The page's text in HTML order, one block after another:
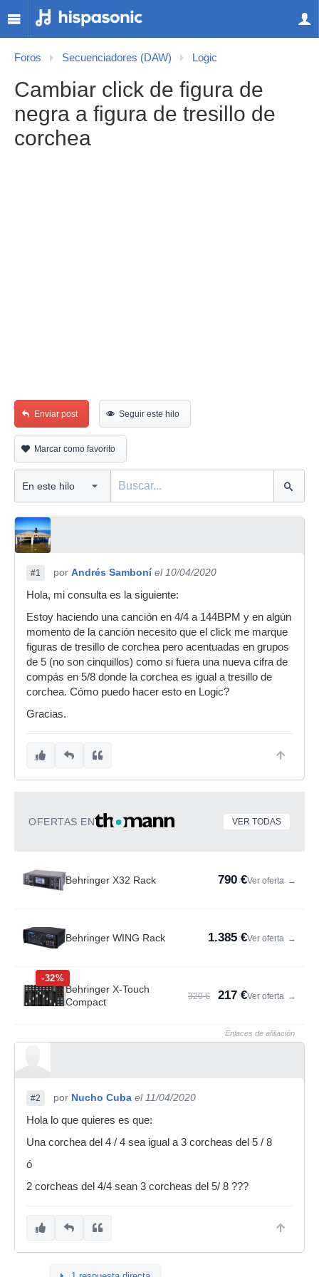
Foros Secuenciadores (DAW) Logic
Cambiar click de figura de
negra a figura de tresillo de
corchea
Enviar post Seguir este hilo
Marcar como favorito
#1 por Andrés Samboní el 10/04/2020
Hola, mi consulta es la siguiente:
Estoy haciendo una canción en 4/4 a 144BPM y en algún
momento de la canción necesito que el click me marque
figuras de tresillo de corchea pero acentuadas en grupos
de 5 (no son cinquillos) como si fuera una nueva cifra de
compás en 5/8 donde la corchea es igual a tresillo de
corchea. Cómo puedo hacer esto en Logic?
Gracias.
OFERTAS EN VER TODAS
Behringer X32 Rack 790 €Ver oferta →
Behringer WING Rack 1.385 €Ver oferta →
-32%
Behringer X-Touch
Compact
320 € 217 €Ver oferta →
Enlaces de afiliación
#2 por Nucho Cuba el 11/04/2020
Hola lo que quieres es que:
Una corchea del 4 / 4 sea igual a 3 corcheas del 5 / 8
ó
2 corcheas del 4/4 sean 3 corcheas del 5/ 8 ???